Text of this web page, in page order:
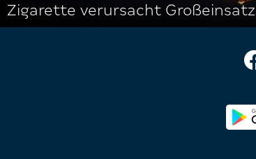
Zigarette verursacht Großeinsatz